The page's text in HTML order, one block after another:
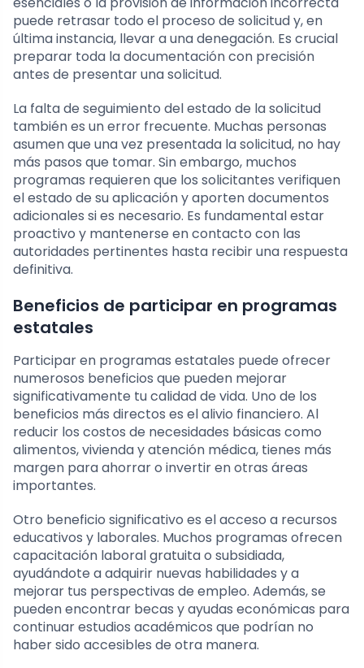
puede retrasar todo el proceso de solicitud y, en
última instancia, llevar a una denegación. Es crucial
preparar toda la documentación con precisión
antes de presentar una solicitud.
La falta de seguimiento del estado de la solicitud
también es un error frecuente. Muchas personas
asumen que una vez presentada la solicitud, no hay
más pasos que tomar. Sin embargo, muchos
programas requieren que los solicitantes verifiquen
el estado de su aplicación y aporten documentos
adicionales si es necesario. Es fundamental estar
proactivo y mantenerse en contacto con las
autoridades pertinentes hasta recibir una respuesta
definitiva.
Beneficios de participar en programas
estatales
Participar en programas estatales puede ofrecer
numerosos beneficios que pueden mejorar
significativamente tu calidad de vida. Uno de los
beneficios más directos es el alivio financiero. Al
reducir los costos de necesidades básicas como
alimentos, vivienda y atención médica, tienes más
margen para ahorrar o invertir en otras áreas
importantes.
Otro beneficio significativo es el acceso a recursos
educativos y laborales. Muchos programas ofrecen
capacitación laboral gratuita o subsidiada,
ayudándote a adquirir nuevas habilidades y a
mejorar tus perspectivas de empleo. Además, se
pueden encontrar becas y ayudas económicas para
continuar estudios académicos que podrían no
haber sido accesibles de otra manera.